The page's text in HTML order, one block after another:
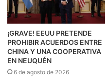
¡GRAVE! EEUU PRETENDE
PROHIBIR ACUERDOS ENTRE
CHINA Y UNA COOPERATIVA
EN NEUQUÉN
6 de agosto de 2026